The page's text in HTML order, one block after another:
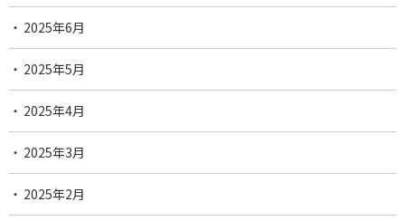
2025年6月
2025年5月
2025年4月
2025年3月
2025年2月